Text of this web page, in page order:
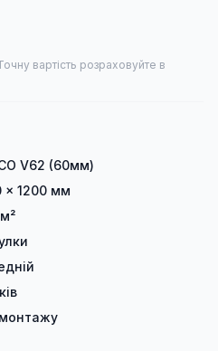
вартість розраховуйте в
V62 (60мм)
× 1200 мм